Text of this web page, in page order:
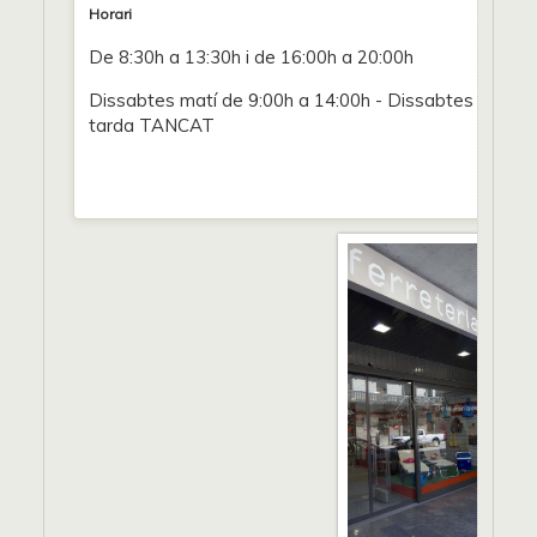
Horari
De 8:30h a 13:30h i de 16:00h a 20:00h
Dissabtes matí de 9:00h a 14:00h - Dissabtes
tarda TANCAT